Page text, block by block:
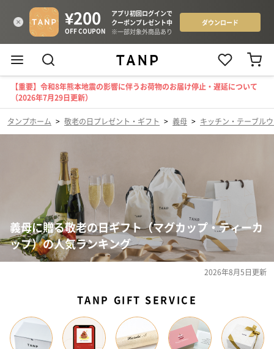
【重要】令和8年熊本地震の影響に伴うお荷物のお届け停止・遅延について
（2026年7月29日更新）
タンプホーム > 敬老の日プレゼント・ギフト > 義母 > キッチン・テーブル
義母に贈る敬老の日ギフト（マグカップ・ティーカ
ップ）の人気ランキング
2026年8月5日更新
TANP GIFT SERVICE